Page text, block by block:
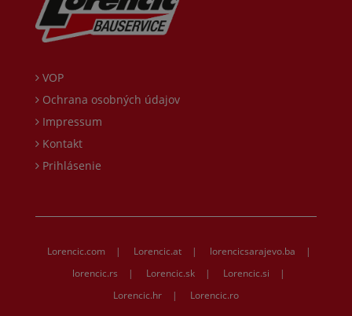
VOP
Ochrana osobných údajov
Impressum
Kontakt
Prihlásenie
Lorencic.com | Lorencic.at | lorencicsarajevo.ba
|
lorencic.rs
| Lorencic.sk | Lorencic.si
|
Lorencic.hr
| Lorencic.ro